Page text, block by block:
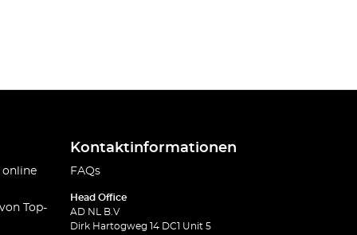
online
Top-
Kontaktinformationen
FAQs
Head Office
AD NL B.V
Dirk Hartogweg 14 DC1 Unit 5